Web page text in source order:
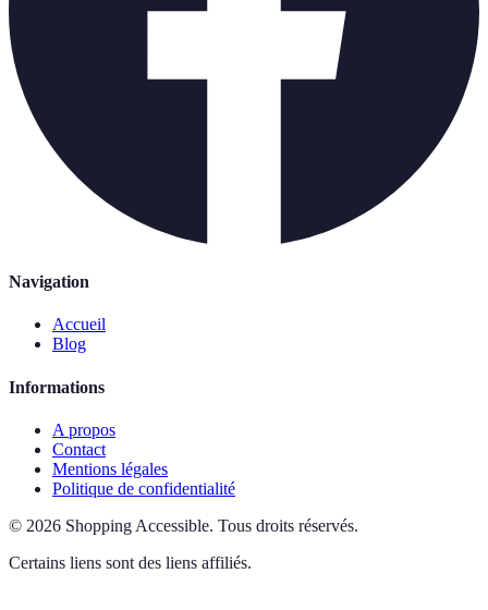
Navigation
Accueil
Blog
Informations
A propos
Contact
Mentions légales
Politique de confidentialité
© 2026 Shopping Accessible. Tous droits réservés.
Certains liens sont des liens affiliés.